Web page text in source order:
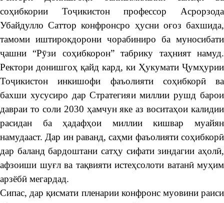
соҳибкории Тоҷикистон профессор Асрорзода
Убайдулло Саттор конфронсро ҳусни оғоз бахшида,
тамоми иштирокдорони чорабиниро ба муносибати
ҷашни “Рӯзи соҳибкорон” табрику таҳният намуд.
Ректори донишгоҳ қайд кард, ки Ҳукумати Ҷумҳурии
Тоҷикистон инкишофи фаъолияти соҳибкорӣ ва
бахши хусусиро дар Стратегияи миллии рушд барои
давраи то соли 2030 ҳамчун яке аз воситаҳои калидии
расидан ба ҳадафҳои миллии кишвар муайян
намудааст. Дар ин раванд, саҳми фаъолияти соҳибкорӣ
дар баланд бардоштани сатҳу сифати зиндагии аҳолӣ,
афзоиши шуғл ва тақвияти истеҳсолоти ватанӣ муҳим
арзёбӣ мегардад.
Сипас, дар қисмати пленарии конфронс муовини раиси